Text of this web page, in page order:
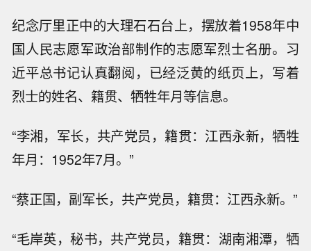
纪念厅里正中的大理石石台上，摆放着1958年中
国人民志愿军政治部制作的志愿军烈士名册。习
近平总书记认真翻阅，已经泛黄的纸页上，写着
烈士的姓名、籍贯、牺牲年月等信息。
“李湘，军长，共产党员，籍贯：江西永新，牺牲
年月：1952年7月。”
“蔡正国，副军长，共产党员，籍贯：江西永新。”
“毛岸英，秘书，共产党员，籍贯：湖南湘潭，牺